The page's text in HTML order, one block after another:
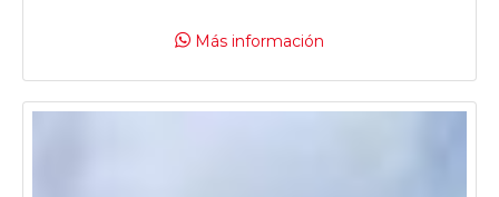
Más información